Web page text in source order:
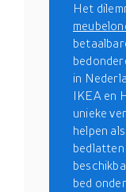
Het
in
IKEA en
unieke
helpen
bedlatten
bed